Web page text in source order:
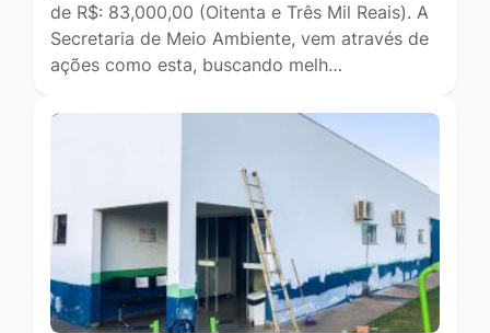
de R$: 83,000,00 (Oitenta e Três Mil Reais). A
Secretaria de Meio Ambiente, vem através de
ações como esta, buscando melh…